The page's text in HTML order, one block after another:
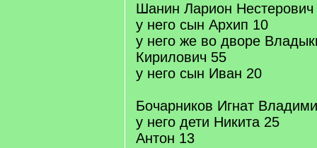
Шанин Ларион Нестерович
у него сын Архип 10
у него же во дворе
Кирилович 55
у него сын Иван 20
Бочарников Игнат
у него дети Никита 25
Антон 13